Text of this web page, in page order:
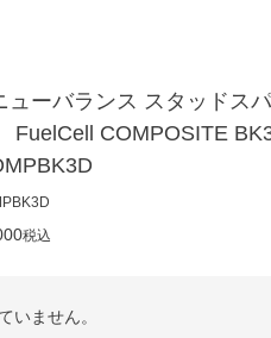
ューバランス スタッドス
FuelCell COMPOSITE
税込
いません。